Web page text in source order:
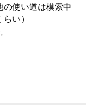
の使い道は模索中
い）